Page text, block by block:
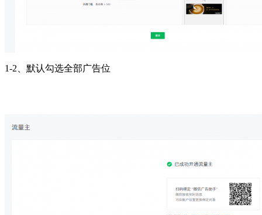
1-2、默认勾选全部广告位